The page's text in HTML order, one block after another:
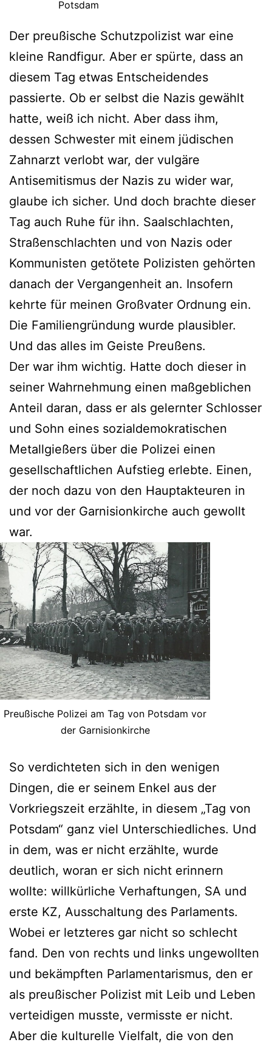
Potsdam
Der preußische Schutzpolizist war eine
kleine Randfigur. Aber er spürte, dass an
diesem Tag etwas Entscheidendes
passierte. Ob er selbst die Nazis gewählt
hatte, weiß ich nicht. Aber dass ihm,
dessen Schwester mit einem jüdischen
Zahnarzt verlobt war, der vulgäre
Antisemitismus der Nazis zu wider war,
glaube ich sicher. Und doch brachte dieser
Tag auch Ruhe für ihn. Saalschlachten,
Straßenschlachten und von Nazis oder
Kommunisten getötete Polizisten gehörten
danach der Vergangenheit an. Insofern
kehrte für meinen Großvater Ordnung ein.
Die Familiengründung wurde plausibler.
Und das alles im Geiste Preußens.
Der war ihm wichtig. Hatte doch dieser in
seiner Wahrnehmung einen maßgeblichen
Anteil daran, dass er als gelernter Schlosser
und Sohn eines sozialdemokratischen
Metallgießers über die Polizei einen
gesellschaftlichen Aufstieg erlebte. Einen,
der noch dazu von den Hauptakteuren in
und vor der Garnisionkirche auch gewollt
war.
Preußische Polizei am Tag von Potsdam vor
der Garnisionkirche
So verdichteten sich in den wenigen
Dingen, die er seinem Enkel aus der
Vorkriegszeit erzählte, in diesem „Tag von
Potsdam“ ganz viel Unterschiedliches. Und
in dem, was er nicht erzählte, wurde
deutlich, woran er sich nicht erinnern
wollte: willkürliche Verhaftungen, SA und
erste KZ, Ausschaltung des Parlaments.
Wobei er letzteres gar nicht so schlecht
fand. Den von rechts und links ungewollten
und bekämpften Parlamentarismus, den er
als preußischer Polizist mit Leib und Leben
verteidigen musste, vermisste er nicht.
Aber die kulturelle Vielfalt, die von den